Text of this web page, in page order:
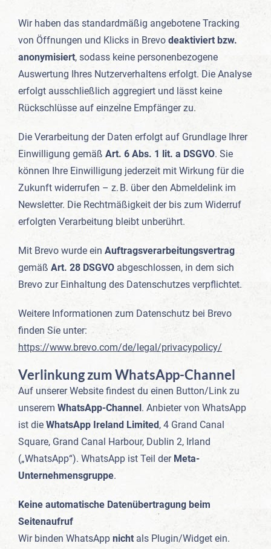
Wir haben das standardmäßig angebotene Tracking
von Öffnungen und Klicks in Brevo deaktiviert bzw.
anonymisiert, sodass keine personenbezogene
Auswertung Ihres Nutzerverhaltens erfolgt. Die Analyse
erfolgt ausschließlich aggregiert und lässt keine
Rückschlüsse auf einzelne Empfänger zu.
Die Verarbeitung der Daten erfolgt auf Grundlage Ihrer
Einwilligung gemäß Art. 6 Abs. 1 lit. a DSGVO. Sie
können Ihre Einwilligung jederzeit mit Wirkung für die
Zukunft widerrufen – z. B. über den Abmeldelink im
Newsletter. Die Rechtmäßigkeit der bis zum Widerruf
erfolgten Verarbeitung bleibt unberührt.
Mit Brevo wurde ein Auftragsverarbeitungsvertrag
gemäß Art. 28 DSGVO abgeschlossen, in dem sich
Brevo zur Einhaltung des Datenschutzes verpflichtet.
Weitere Informationen zum Datenschutz bei Brevo
finden Sie unter:
https://www.brevo.com/de/legal/privacypolicy/
Verlinkung zum WhatsApp-Channel
Auf unserer Website findest du einen Button/Link zu
unserem WhatsApp-Channel. Anbieter von WhatsApp
ist die WhatsApp Ireland Limited, 4 Grand Canal
Square, Grand Canal Harbour, Dublin 2, Irland
(„WhatsApp“). WhatsApp ist Teil der Meta-
Unternehmensgruppe.
Keine automatische Datenübertragung beim
Seitenaufruf
Wir binden WhatsApp nicht als Plugin/Widget ein.